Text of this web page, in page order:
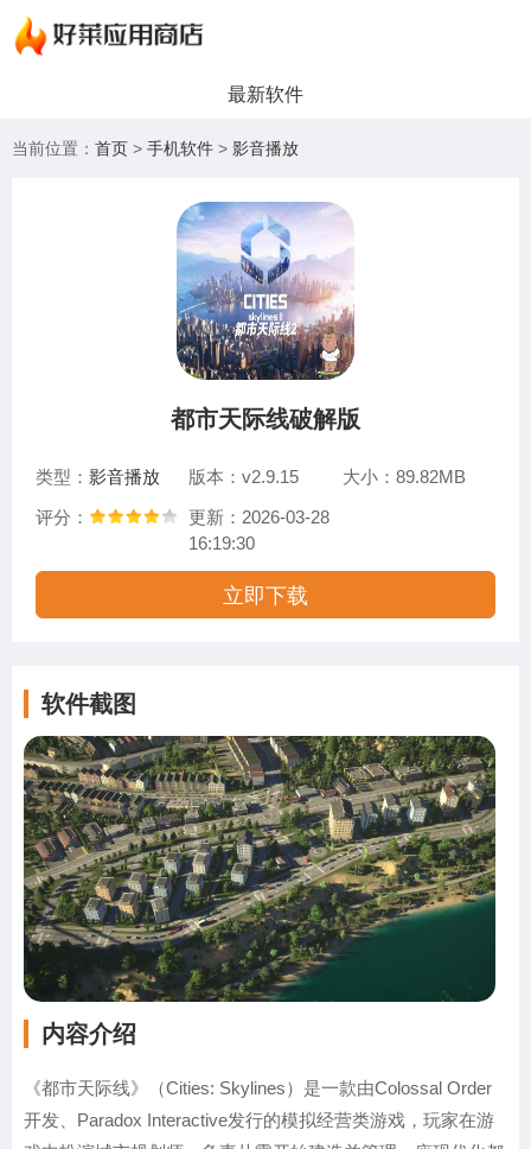
最新软件
当前位置： 首页 > 手机软件 > 影音播放
都市天际线破解版
类型： 影音播放 版本：v2.9.15
大小：89.82MB
评分：
更新：2026-03-28
16:19:30
立即下载
软件截图
内容介绍
《都市天际线》（Cities: Skylines）是一款由Colossal Order
开发、Paradox Interactive发行的模拟经营类游戏，玩家在游